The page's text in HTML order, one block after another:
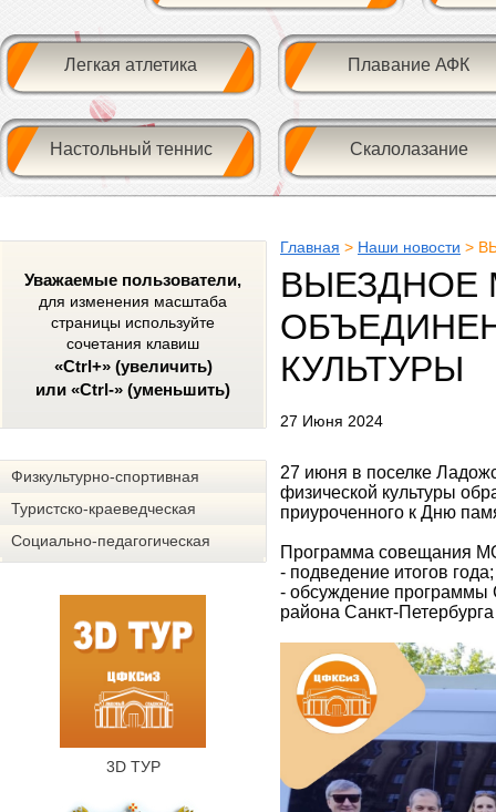
Легкая атлетика Плавание АФК
Настольный теннис Скалолазание
Уважаемые пользователи,
для изменения масштаба
страницы используйте
сочетания клавиш
«Ctrl+» (увеличить)
или «Ctrl-» (уменьшить)
Физкультурно-спортивная
Туристско-краеведческая
Социально-педагогическая
3D ТУР
Главная > Наши новости >
ВЫЕЗДНОЕ
КУЛЬТУРЫ
27 Июня 2024
27 июня в поселке
физической культуры
приуроченного к Дню
Программа совещания
- подведение итогов года;
- обсуждение программы
района Санкт-